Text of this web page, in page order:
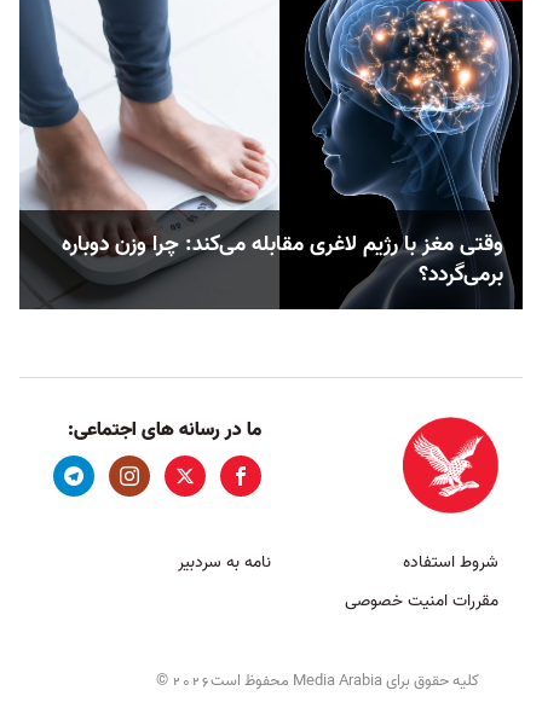
وقتی مغز با رژیم لاغری مقابله می‌کند: چرا وزن دوباره
برمی‌گردد؟
ما در رسانه های اجتماعی:
شروط استفاده
مقررات امنیت خصوصی
نامه به سردبیر
کلیه حقوق برای Media Arabia محفوظ است 2026
©